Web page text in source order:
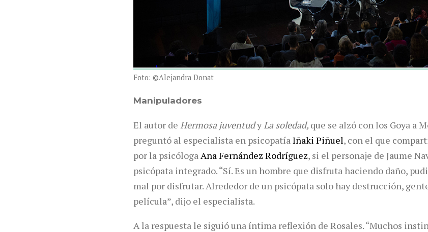
Foto: ©Alejandra Donat
Manipuladores
El autor de Hermosa juventudy La soledad, que se alzó con los Goya a
preguntó al especialista en psicopatía Iñaki Piñuel, con el que
por la psicóloga Ana Fernández Rodríguez, si el personaje de Jaume
psicópata integrado. “Sí. Es un hombre que disfruta haciendo daño,
mal por disfrutar. Alrededor de un psicópata solo hay destrucción,
película”, dijo el especialista.
A la respuesta le siguió una íntima reflexión de Rosales. “Muchos